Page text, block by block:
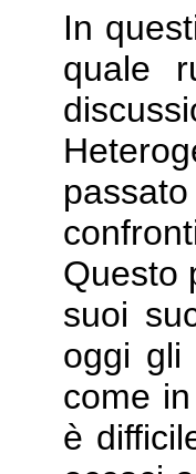
In
quale
Questo
suoi
oggi gli
come
è